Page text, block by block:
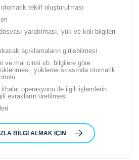
otomatik teklif oluşturulması
yaratılması, yük ve koli bilgileri
açıklamaların girilebilmesi
ve mal cinsi vb. bilgilere göre
yükleme sırasında otomatik
operasyonu ile ilgili işlemlerin
evrakların üretilmesi
BILGI ALMAK IÇIN